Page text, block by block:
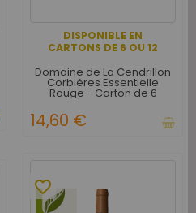
DISPONIBLE EN
CARTONS DE 6 OU 12
Domaine de La Cendrillon
Corbières Essentielle
Rouge - Carton de 6
14,60 €
favorite_border